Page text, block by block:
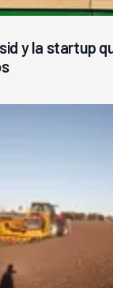
y la startup